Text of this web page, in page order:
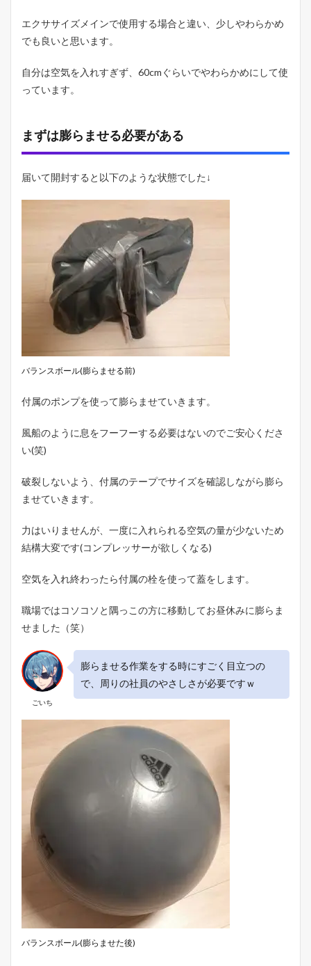
エクササイズメインで使用する場合と違い、少しやわらかめ
でも良いと思います。
自分は空気を入れすぎず、60cmぐらいでやわらかめにして使
っています。
まずは膨らませる必要がある
届いて開封すると以下のような状態でした↓
バランスボール(膨らませる前)
付属のポンプを使って膨らませていきます。
風船のように息をフーフーする必要はないのでご安心くださ
い(笑)
破裂しないよう、付属のテープでサイズを確認しながら膨ら
ませていきます。
力はいりませんが、一度に入れられる空気の量が少ないため
結構大変です(コンプレッサーが欲しくなる)
空気を入れ終わったら付属の栓を使って蓋をします。
職場ではコソコソと隅っこの方に移動してお昼休みに膨らま
せました（笑）
ごいち
膨らませる作業をする時にすごく目立つの
で、周りの社員のやさしさが必要ですｗ
バランスボール(膨らませた後)